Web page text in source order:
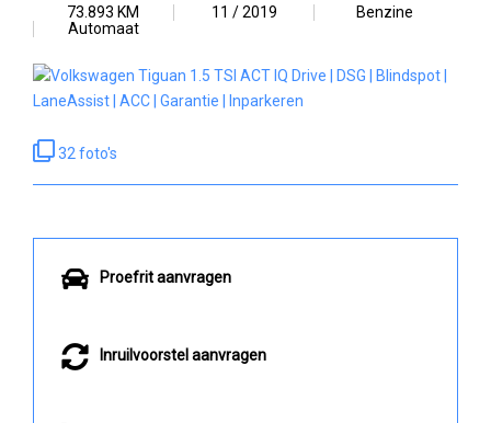
73.893 KM 11 / 2019
Benzine
Automaat
32 foto's
Proefrit aanvragen
Inruilvoorstel aanvragen